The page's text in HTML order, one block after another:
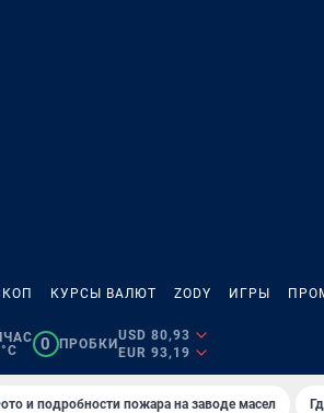
КУРСЫ ВАЛЮТ ZODY ИГРЫ
0 ПРОБКИ
USD 80,93
EUR 93,19
и подробности пожара на заводе масел